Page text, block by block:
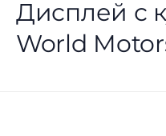
Дисплей с
World